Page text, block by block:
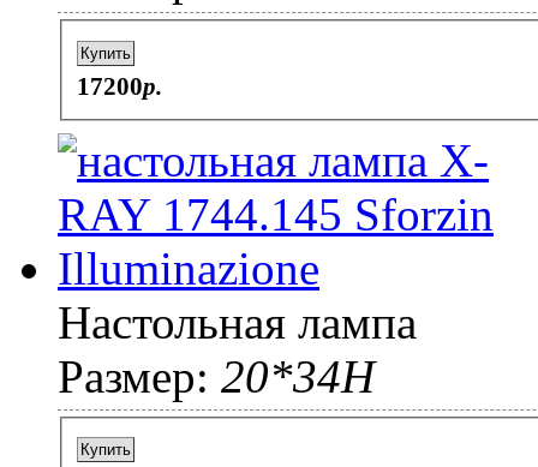
Купить
17200p.
Настольная лампа
Размер: 20*34Н
Купить